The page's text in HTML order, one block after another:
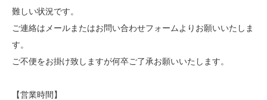
難しい状況です。
ご連絡はメールまたはお問い合わせフォームよりお願いいたしま
す。
ご不便をお掛け致しますが何卒ご了承お願いいたします。
【営業時間】